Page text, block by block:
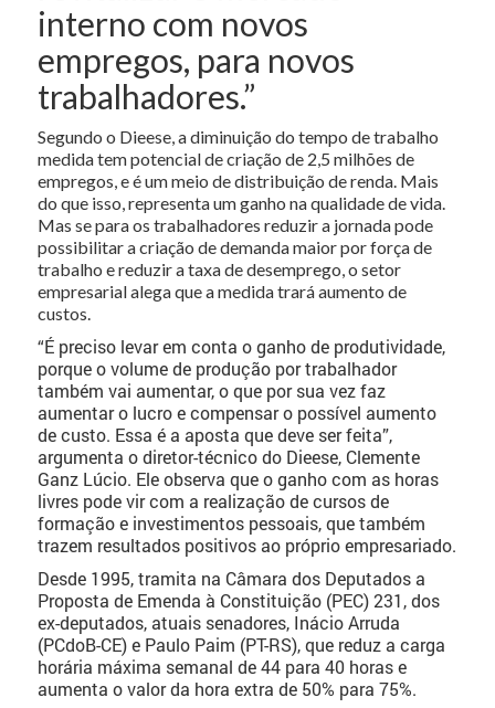
interno com novos
empregos, para novos
trabalhadores.”
Segundo o Dieese, a diminuição do tempo de trabalho
medida tem potencial de criação de 2,5 milhões de
empregos, e é um meio de distribuição de renda. Mais
do que isso, representa um ganho na qualidade de vida.
Mas se para os trabalhadores reduzir a jornada pode
possibilitar a criação de demanda maior por força de
trabalho e reduzir a taxa de desemprego, o setor
empresarial alega que a medida trará aumento de
custos.
“É preciso levar em conta o ganho de produtividade,
porque o volume de produção por trabalhador
também vai aumentar, o que por sua vez faz
aumentar o lucro e compensar o possível aumento
de custo. Essa é a aposta que deve ser feita”,
argumenta o diretor-técnico do Dieese, Clemente
Ganz Lúcio. Ele observa que o ganho com as horas
livres pode vir com a realização de cursos de
formação e investimentos pessoais, que também
trazem resultados positivos ao próprio empresariado.
Desde 1995, tramita na Câmara dos Deputados a
Proposta de Emenda à Constituição (PEC) 231, dos
ex-deputados, atuais senadores, Inácio Arruda
(PCdoB-CE) e Paulo Paim (PT-RS), que reduz a carga
horária máxima semanal de 44 para 40 horas e
aumenta o valor da hora extra de 50% para 75%.